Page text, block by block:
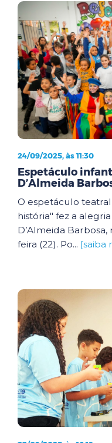
24/09/2025, às 11:30
Espetáculo
D’Almeida
O espetáculo
história" fez a
D’Almeida
feira (22). Po... [saiba